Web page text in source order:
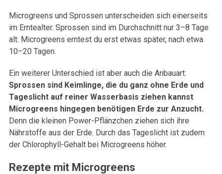
Microgreens und Sprossen unterscheiden sich einerseits
im Erntealter. Sprossen sind im Durchschnitt nur 3–8 Tage
alt. Microgreens erntest du erst etwas später, nach etwa
10–20 Tagen.
Ein weiterer Unterschied ist aber auch die Anbauart:
Sprossen sind Keimlinge, die du ganz ohne Erde und
Tageslicht auf reiner Wasserbasis ziehen kannst.
Microgreens hingegen benötigen Erde zur Anzucht.
Denn die kleinen Power-Pflänzchen ziehen sich ihre
Nährstoffe aus der Erde. Durch das Tageslicht ist zudem
der Chlorophyll-Gehalt bei Microgreens höher.
Rezepte mit Microgreens